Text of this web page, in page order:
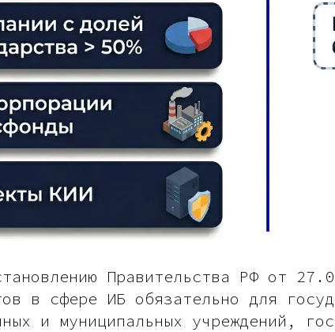
Правительства РФ от
в сфере ИБ обязательно для
и муниципальных учреждений,